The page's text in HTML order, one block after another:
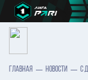
ГЛАВНАЯ НОВОСТИ С